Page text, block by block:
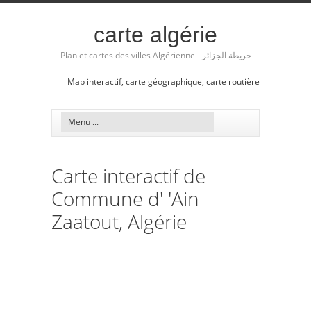
carte algérie
Plan et cartes des villes Algérienne - خريطة الجزائر
Map interactif, carte géographique, carte routière
Carte interactif de
Commune d' 'Ain
Zaatout, Algérie